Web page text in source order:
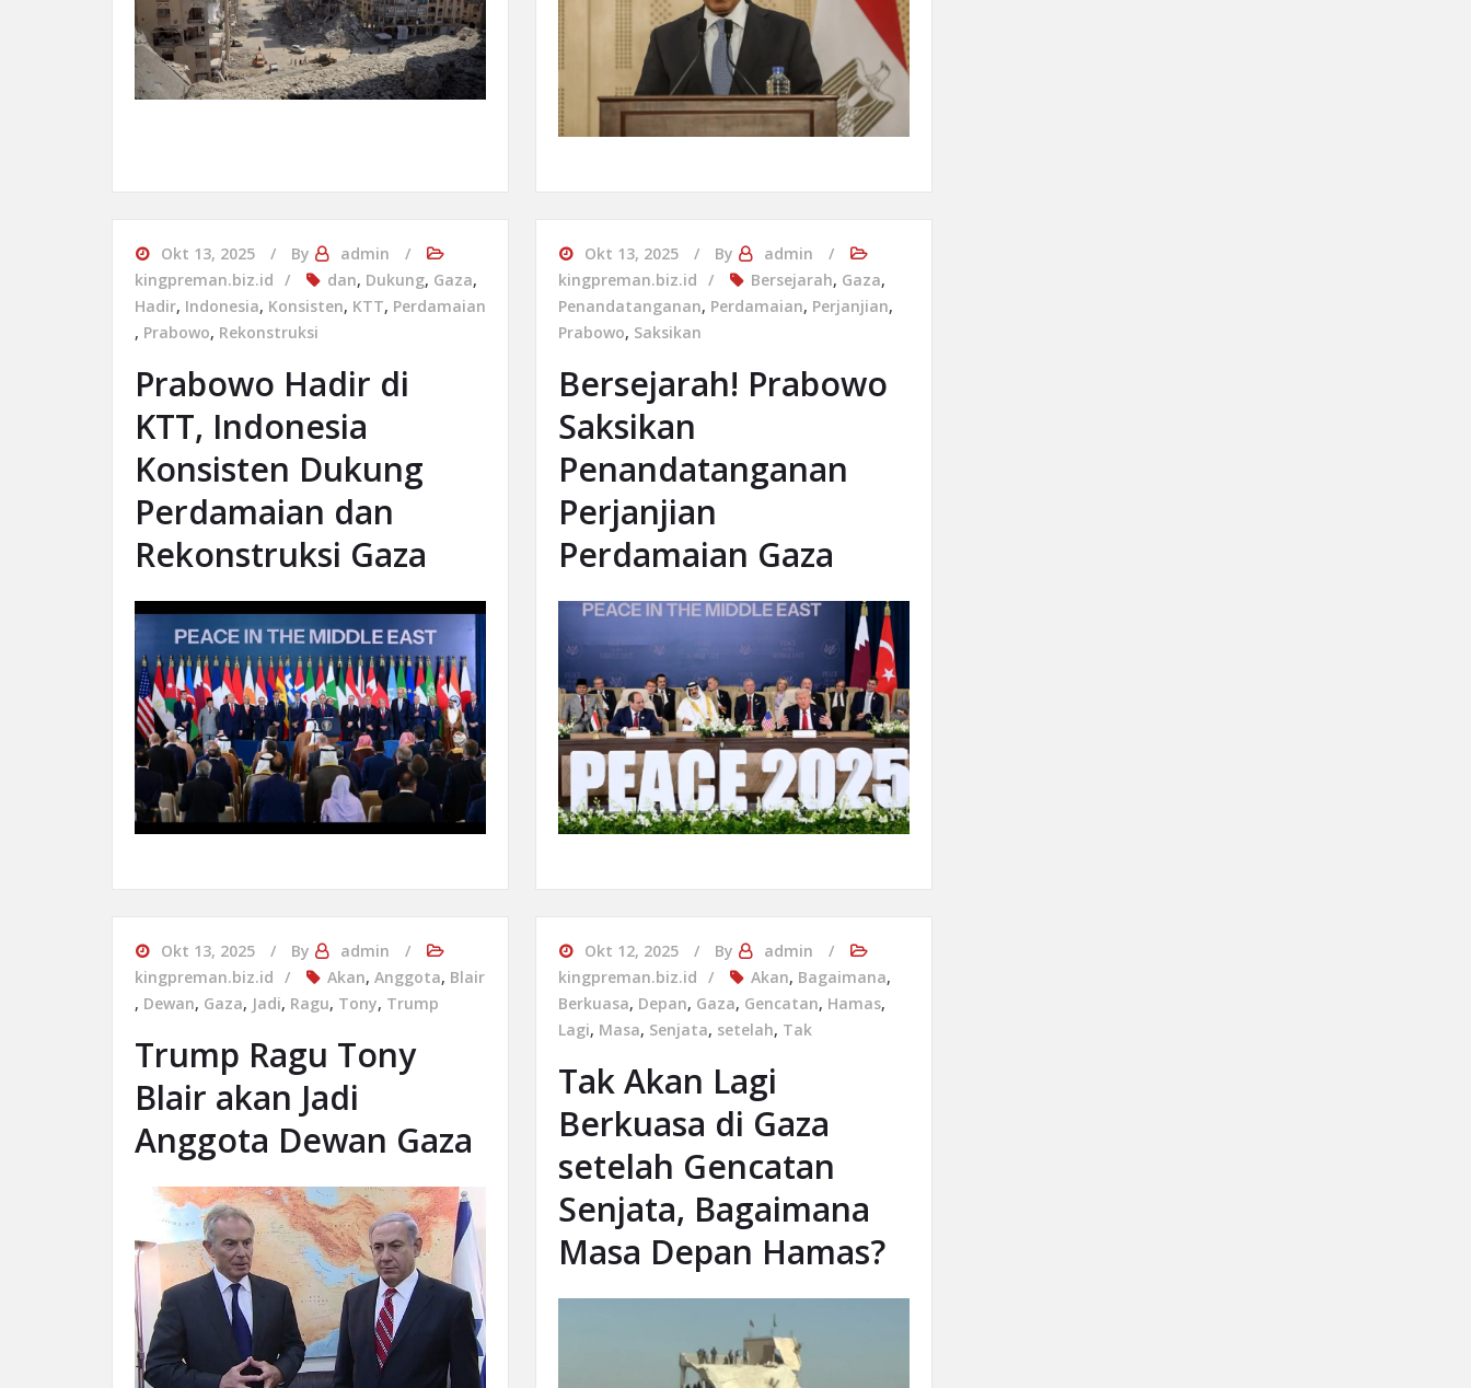
Okt 13, 2025 By
admin
kingpreman.biz.id
dan, Dukung, Gaza,
Hadir, Indonesia, Konsisten, KTT, Perdamaian
, Prabowo, Rekonstruksi
Prabowo Hadir di
KTT, Indonesia
Konsisten Dukung
Perdamaian dan
Rekonstruksi Gaza
Okt 13, 2025 By
admin
kingpreman.biz.id
Bersejarah, Gaza,
Penandatanganan, Perdamaian, Perjanjian,
Prabowo, Saksikan
Bersejarah! Prabowo
Saksikan
Penandatanganan
Perjanjian
Perdamaian Gaza
Okt 13, 2025 By
admin
kingpreman.biz.id
Akan, Anggota, Blair
, Dewan, Gaza, Jadi, Ragu, Tony, Trump
Trump Ragu Tony
Blair akan Jadi
Anggota Dewan Gaza
Okt 12, 2025 By
admin
kingpreman.biz.id
Akan, Bagaimana,
Berkuasa, Depan, Gaza, Gencatan, Hamas,
Lagi, Masa, Senjata, setelah, Tak
Tak Akan Lagi
Berkuasa di Gaza
setelah Gencatan
Senjata, Bagaimana
Masa Depan Hamas?